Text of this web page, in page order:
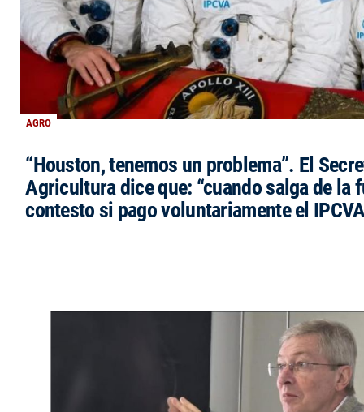
AGRO
“Houston, tenemos un problema”. El
Agricultura dice que: “cuando salga de la
contesto si pago voluntariamente el